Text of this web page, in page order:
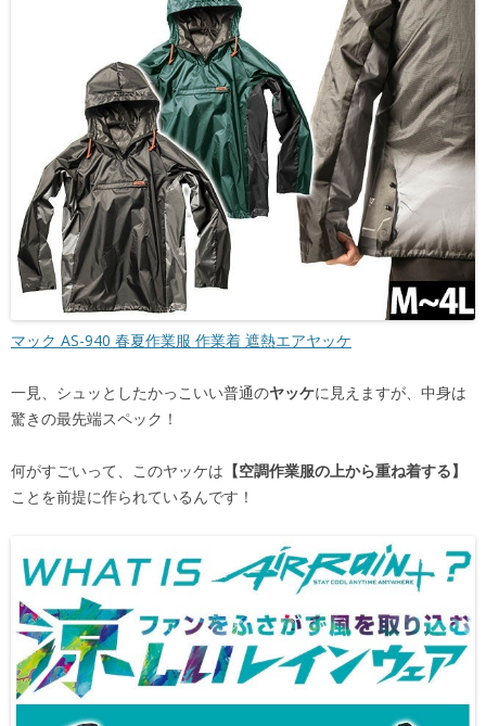
マック AS-940 春夏作業服 作業着 遮熱エアヤッケ
一見、シュッとしたかっこいい普通のヤッケに見えますが、中身は
驚きの最先端スペック！
何がすごいって、このヤッケは 【空調作業服の上から重ね着する】
ことを前提に作られているんです！